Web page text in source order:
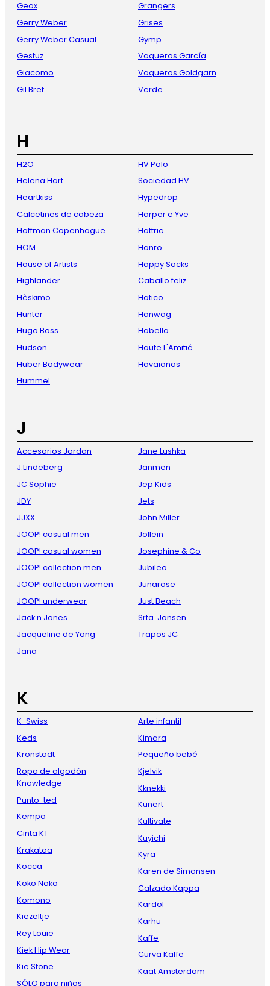
Geox
Gerry Weber
Gerry Weber Casual
Gestuz
Giacomo
Gil Bret
Grangers
Grises
Gymp
Vaqueros García
Vaqueros Goldgarn
Verde
H
H2O
Helena Hart
Heartkiss
Calcetines de cabeza
Hoffman Copenhague
HOM
House of Artists
Highlander
Hèskimo
Hunter
Hugo Boss
Hudson
Huber Bodywear
Hummel
HV Polo
Sociedad HV
Hypedrop
Harper e Yve
Hattric
Hanro
Happy Socks
Caballo feliz
Hatico
Hanwag
Habella
Haute L'Amitié
Havaianas
J
Accesorios Jordan
J.Lindeberg
JC Sophie
JDY
JJXX
JOOP! casual men
JOOP! casual women
JOOP! collection men
JOOP! collection women
JOOP! underwear
Jack n Jones
Jacqueline de Yong
Jana
Jane Lushka
Janmen
Jep Kids
Jets
John Miller
Jollein
Josephine & Co
Jubileo
Junarose
Just Beach
Srta. Jansen
Trapos JC
K
K-Swiss
Keds
Kronstadt
Ropa de algodón
Knowledge
Punto-ted
Kempa
Cinta KT
Krakatoa
Kocca
Koko Noko
Komono
Kiezeltje
Rey Louie
Kiek Hip Wear
Kie Stone
SÓLO para niños
Arte infantil
Kimara
Pequeño bebé
Kjelvik
Kknekki
Kunert
Kultivate
Kuyichi
Kyra
Karen de Simonsen
Calzado Kappa
Kardol
Karhu
Kaffe
Curva Kaffe
Kaat Amsterdam